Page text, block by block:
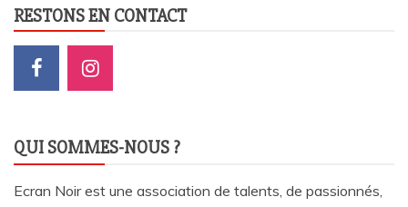
RESTONS EN CONTACT
QUI SOMMES-NOUS ?
Ecran Noir est une association de talents, de passionnés,